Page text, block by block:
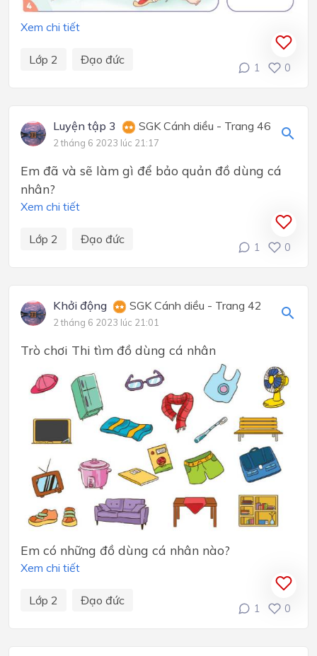
Xem chi tiết
Lớp 2 Đạo đức
1 0
Luyện tập 3 SGK Cánh diều - Trang 46
2 tháng 6 2023 lúc 21:17
Em đã và sẽ làm gì để bảo quản đồ dùng cá
nhân?
Xem chi tiết
Lớp 2 Đạo đức
1 0
Khởi động SGK Cánh diều - Trang 42
2 tháng 6 2023 lúc 21:01
Trò chơi Thi tìm đồ dùng cá nhân
Em có những đồ dùng cá nhân nào?
Xem chi tiết
Lớp 2 Đạo đức
1 0